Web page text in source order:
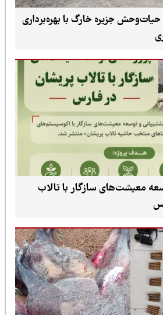
جزیره خارگ با بهره‌برداری
معیشت‌های سازگار با تالاب